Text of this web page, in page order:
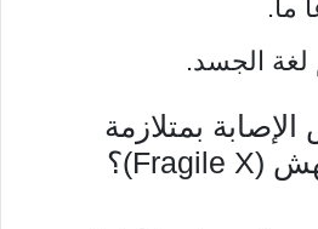
ما.
الجسد.
بمتلازمة